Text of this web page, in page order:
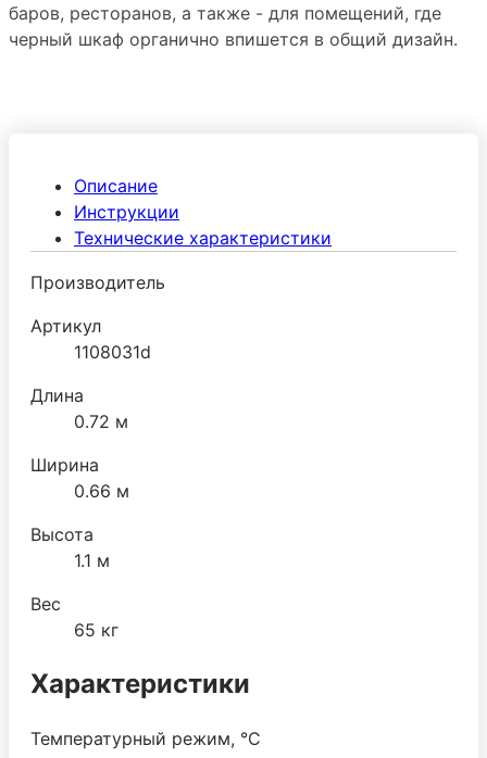
баров, ресторанов, а также - для помещений, где
черный шкаф органично впишется в общий дизайн.
Описание
Инструкции
Технические характеристики
Производитель
Артикул
1108031d
Длина
0.72 м
Ширина
0.66 м
Высота
1.1 м
Вес
65 кг
Характеристики
Температурный режим, °C